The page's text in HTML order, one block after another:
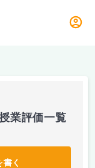
業評価一覧
く